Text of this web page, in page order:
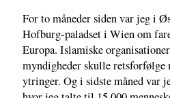
For to måneder siden var jeg i
Hofburg-paladset i Wien om
Europa. Islamiske
myndigheder skulle retsforfølge
ytringer. Og i sidste måned var